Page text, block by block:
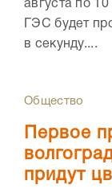
августа по
ГЭС будет
в секунду....
Общество
Первое
придут